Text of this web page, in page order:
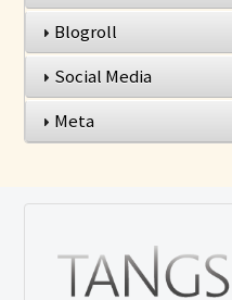
Blogroll
Social Media
Meta